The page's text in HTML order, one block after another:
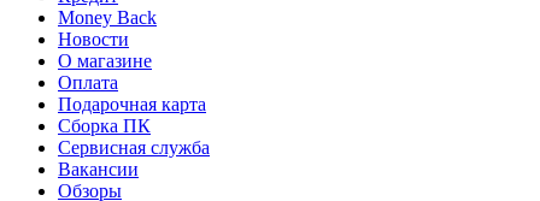
Money Back
Новости
О магазине
Оплата
Подарочная карта
Сборка ПК
Сервисная служба
Вакансии
Обзоры